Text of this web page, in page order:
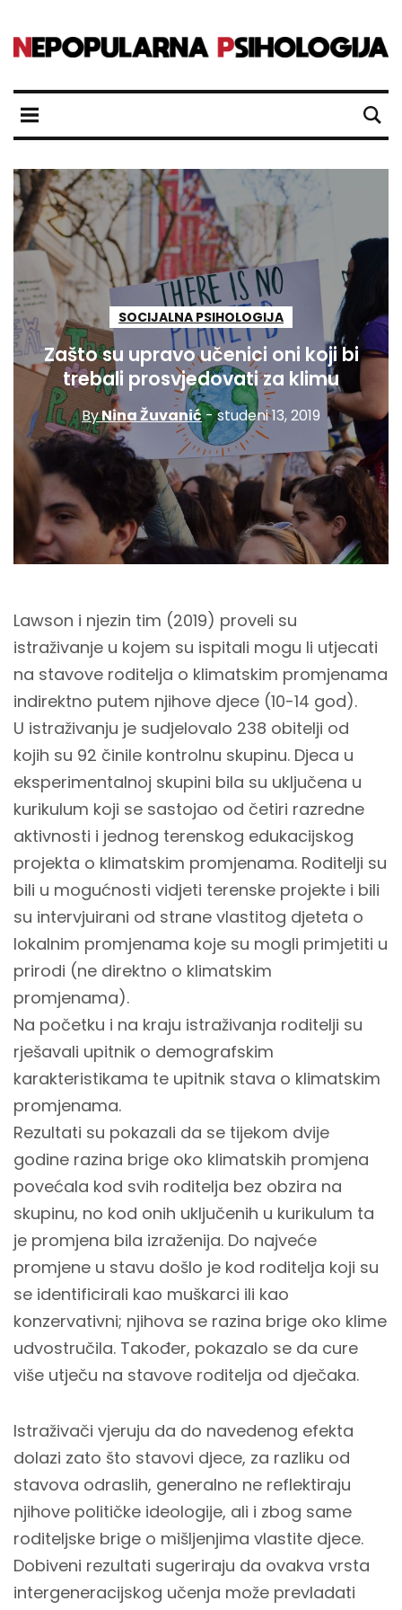
SOCIJALNA PSIHOLOGIJA
Zašto su upravo učenici oni koji bi
trebali prosvjedovati za klimu
ByNina Žuvanić - studeni 13, 2019
Lawson i njezin tim (2019) proveli su
istraživanje u kojem su ispitali mogu li utjecati
na stavove roditelja o klimatskim promjenama
indirektno putem njihove djece (10-14 god).
U istraživanju je sudjelovalo 238 obitelji od
kojih su 92 činile kontrolnu skupinu. Djeca u
eksperimentalnoj skupini bila su uključena u
kurikulum koji se sastojao od četiri razredne
aktivnosti i jednog terenskog edukacijskog
projekta o klimatskim promjenama. Roditelji su
bili u mogućnosti vidjeti terenske projekte i bili
su intervjuirani od strane vlastitog djeteta o
lokalnim promjenama koje su mogli primjetiti u
prirodi (ne direktno o klimatskim
promjenama).
Na početku i na kraju istraživanja roditelji su
rješavali upitnik o demografskim
karakteristikama te upitnik stava o klimatskim
promjenama.
Rezultati su pokazali da se tijekom dvije
godine razina brige oko klimatskih promjena
povećala kod svih roditelja bez obzira na
skupinu, no kod onih uključenih u kurikulum ta
je promjena bila izraženija. Do najveće
promjene u stavu došlo je kod roditelja koji su
se identificirali kao muškarci ili kao
konzervativni; njihova se razina brige oko klime
udvostručila. Također, pokazalo se da cure
više utječu na stavove roditelja od dječaka.
Istraživači vjeruju da do navedenog efekta
dolazi zato što stavovi djece, za razliku od
stavova odraslih, generalno ne reflektiraju
njihove političke ideologije, ali i zbog same
roditeljske brige o mišljenjima vlastite djece.
Dobiveni rezultati sugeriraju da ovakva vrsta
intergeneracijskog učenja može prevladati